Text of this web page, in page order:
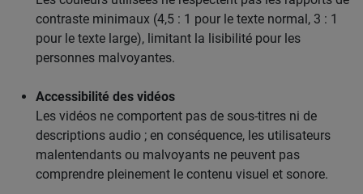
contraste minimaux (4,5 : 1 pour le texte normal, 3 : 1
pour le texte large), limitant la lisibilité pour les
personnes malvoyantes.
Accessibilité des vidéos
Les vidéos ne comportent pas de sous-titres ni de
descriptions audio ; en conséquence, les utilisateurs
malentendants ou malvoyants ne peuvent pas
comprendre pleinement le contenu visuel et sonore.